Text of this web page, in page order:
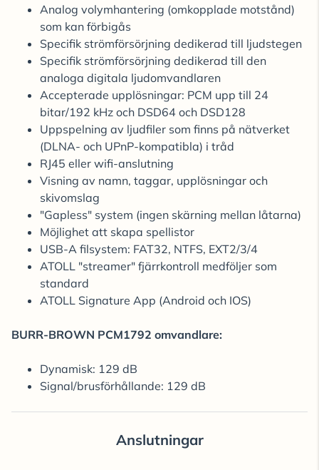
Analog volymhantering (omkopplade motstånd)
som kan förbigås
Specifik strömförsörjning dedikerad till ljudstegen
Specifik strömförsörjning dedikerad till den
analoga digitala ljudomvandlaren
Accepterade upplösningar: PCM upp till 24
bitar/192 kHz och DSD64 och DSD128
Uppspelning av ljudfiler som finns på nätverket
(DLNA- och UPnP-kompatibla) i tråd
RJ45 eller wifi-anslutning
Visning av namn, taggar, upplösningar och
skivomslag
"Gapless" system (ingen skärning mellan låtarna)
Möjlighet att skapa spellistor
USB-A filsystem: FAT32, NTFS, EXT2/3/4
ATOLL "streamer" fjärrkontroll medföljer som
standard
ATOLL Signature App (Android och IOS)
BURR-BROWN PCM1792 omvandlare:
Dynamisk: 129 dB
Signal/brusförhållande: 129 dB
Anslutningar